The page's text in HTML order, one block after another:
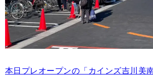
本日プレオープンの「カインズ吉川美